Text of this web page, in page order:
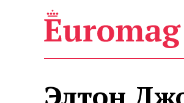
Элтон